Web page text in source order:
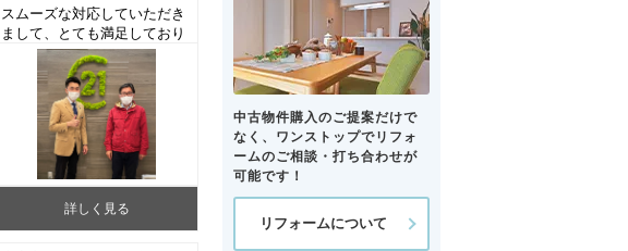
スムーズな対応していただき
まして、とても満足しており
ます。（藤沢市W様 中古マ
ンションご売却）
詳しく見る
中古物件購入のご提案だけで
なく、ワンストップでリフォ
ームのご相談・打ち合わせが
可能です！
リフォームについて